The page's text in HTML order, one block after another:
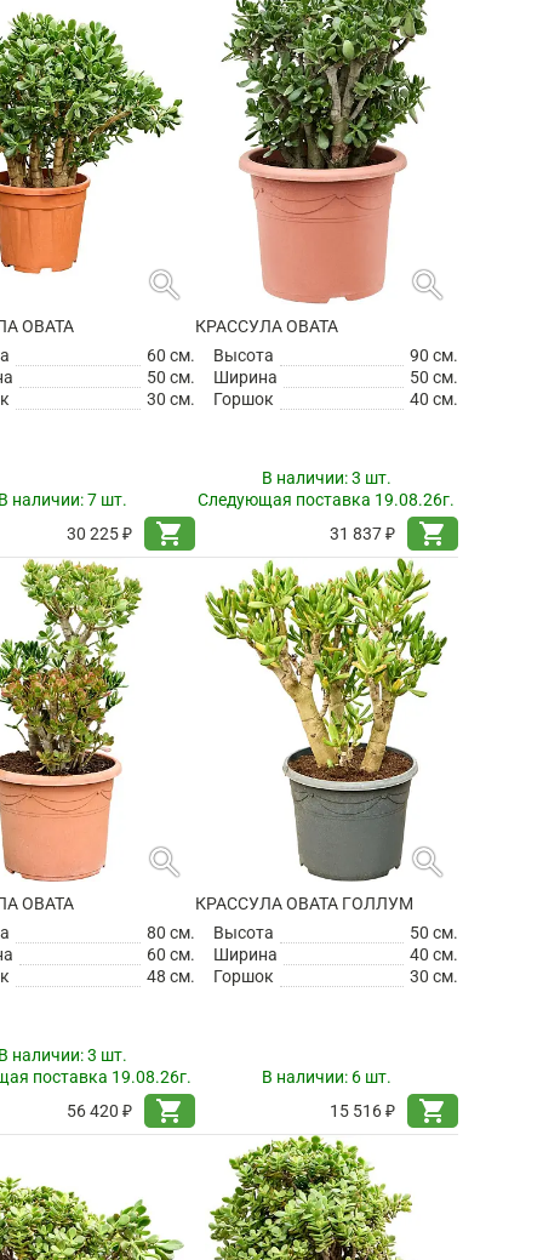
search
ОВАТА
60 см.
50 см.
30 см.
наличии:7 шт.
30 225 ₽
shopping_cart
search
КРАССУЛА ОВАТА
Высота
90 см.
Ширина
50 см.
Горшок
40 см.
В наличии:3 шт.
Следующая поставка 19.08.26г.
31 837 ₽
shopping_cart
search
ОВАТА
80 см.
60 см.
48 см.
наличии:3 шт.
поставка 19.08.26г.
56 420 ₽
shopping_cart
search
КРАССУЛА ОВАТА ГОЛЛУМ
Высота
50 см.
Ширина
40 см.
Горшок
30 см.
В наличии: 6 шт.
15 516 ₽
shopping_cart